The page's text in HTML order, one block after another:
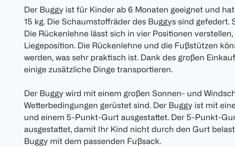
Der Buggy ist für Kinder ab 6 Monaten geeignet und
15 kg. Die Schaumstoffräder des Buggys sind
Die Rückenlehne lässt sich in vier Positionen
Liegeposition. Die Rückenlehne und die Fußstützen
werden, was sehr praktisch ist. Dank des großen
einige zusätzliche Dinge transportieren.
Der Buggy wird mit einem großen Sonnen- und
Wetterbedingungen gerüstet sind. Der Buggy ist mit
und einem 5-Punkt-Gurt ausgestattet. Der 5-Punkt-
ausgestattet, damit Ihr Kind nicht durch den Gurt
Buggy mit dem passenden Fußsack.